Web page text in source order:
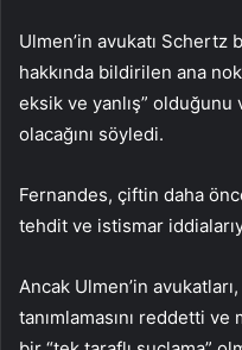
Ulmen’in avukatı Schertz
hakkında bildirilen ana
eksik ve yanlış”
olacağını söyledi.
Fernandes, çiftin daha
tehdit ve istismar
Ancak Ulmen’in
tanımlamasını reddetti